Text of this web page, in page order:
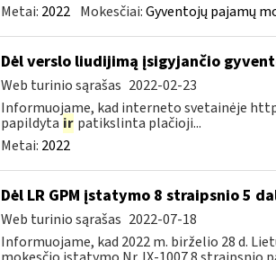
Metai: 2022 Mokesčiai:Gyventojų pajamų
Dėl verslo liudijimą įsigyjančio
Web turinio sąrašas 2022-02-23
Informuojame, kad interneto svetainėje
papildyta ir patikslinta plačioji...
Metai: 2022
Dėl LR GPM įstatymo 8 straipsnio 5
Web turinio sąrašas 2022-07-18
Informuojame, kad 2022 m. birželio 28 d.